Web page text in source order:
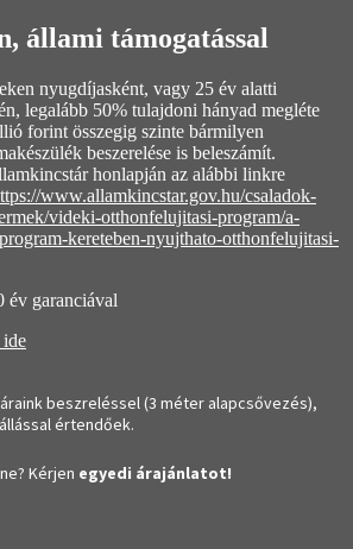
állami támogatással
nyugdíjasként, vagy 25 év alatti
legalább 50% tulajdoni hányad megléte
forint összegig szinte bármilyen
beszerelése is beleszámít.
honlapján az alábbi linkre
www.allamkincstar.gov.hu/csaladok-
videki-otthonfelujitasi-program/a-
kereteben-nyujthato-otthonfelujitasi-
év garanciával
ide
beszreléssel (3 méter alapcsővezés),
értendőek.
Kérjen egyedi árajánlatot!